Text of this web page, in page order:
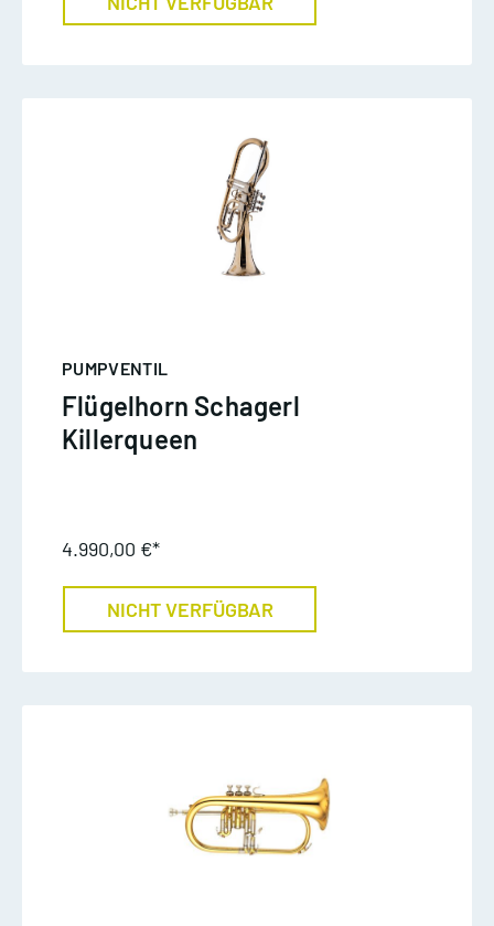
PUMPVENTIL
Flügelhorn Schagerl
Killerqueen
4.990,00 €*
NICHT VERFÜGBAR